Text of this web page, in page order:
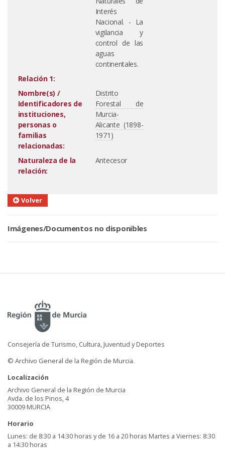
Interés
Nacional. - La
vigilancia y
control de las
aguas
continentales.
Relación 1:
Nombre(s) /
Identificadores de
instituciones,
personas o
familias
relacionadas:
Distrito
Forestal de
Murcia-
Alicante (1898-
1971)
Naturaleza de la
relación:
Antecesor
Volver
Imágenes/Documentos no disponibles
Consejería de Turismo, Cultura, Juventud y Deportes
© Archivo General de la Región de Murcia.
Localización
Archivo General de la Región de Murcia
Avda. de los Pinos, 4
30009 MURCIA
Horario
Lunes: de 8:30 a 14:30 horas y de 16 a 20 horas Martes a Viernes: 8:30
a 14:30 horas